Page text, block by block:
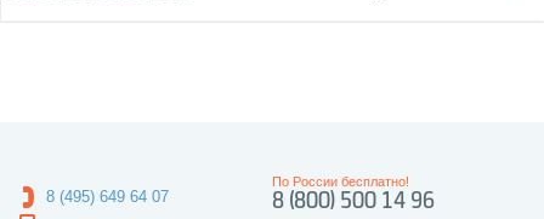
8 (495) 649 64 07
8 (800) 500 14 96
По России бесплатно!